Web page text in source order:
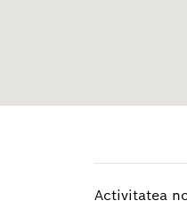
Activitatea